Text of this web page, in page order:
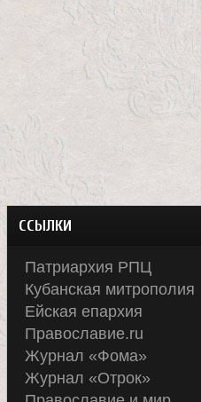
ССЫЛКИ
Патриархия РПЦ
Кубанская митрополия
Ейская епархия
Православие.ru
Журнал «Фома»
Журнал «Отрок»